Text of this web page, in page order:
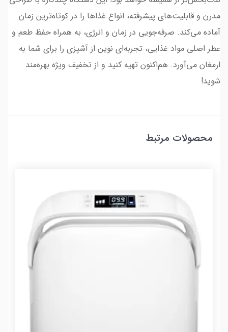
مدرن و قابلیت‌های پیشرفته، انواع غذاها را در کوتاه‌ترین زمان
آماده می‌کند. صرفه‌جویی در زمان و انرژی، به همراه حفظ طعم و
عطر اصلی مواد غذایی، تجربه‌ای نوین از آشپزی را برای شما به
ارمغان می‌آورد. هم‌اکنون تهیه کنید و از تخفیف ویژه بهره‌مند
شوید!
محصولات مرتبط